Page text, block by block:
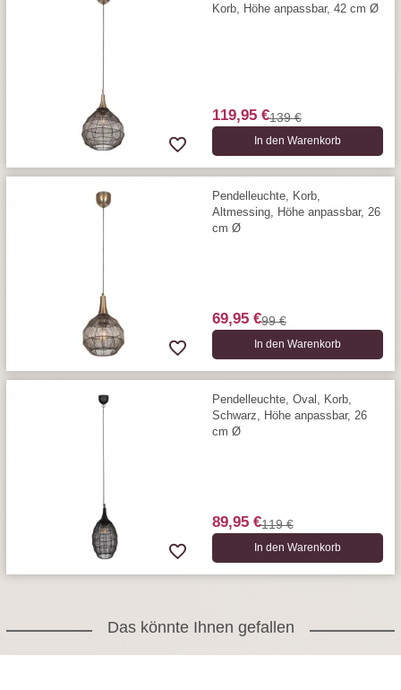
Korb, Höhe anpassbar, 42 cm Ø
119,95 €139 €
In den Warenkorb
Pendelleuchte, Korb,
Altmessing, Höhe anpassbar, 26
cm Ø
69,95 €99 €
In den Warenkorb
Pendelleuchte, Oval, Korb,
Schwarz, Höhe anpassbar, 26
cm Ø
89,95 €119 €
In den Warenkorb
Das könnte Ihnen gefallen